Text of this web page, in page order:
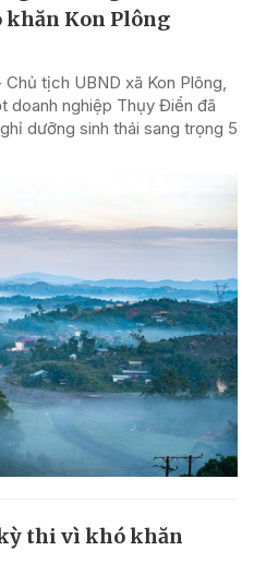
khăn Kon Plông
tịch UBND xã Kon Plông,
doanh nghiệp Thụy Điển đã
dưỡng sinh thái sang trọng 5
thi vì khó khăn